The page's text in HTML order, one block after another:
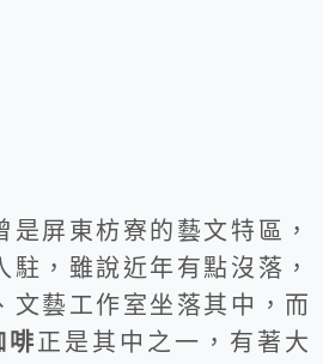
是屏東枋寮的藝文特區，
駐，雖說近年有點沒落，
文藝工作室坐落其中，而
啡 正是其中之一，有著大